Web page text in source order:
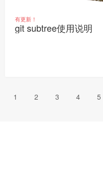
有更新！
git subtree使用说明
1 2 3 4 5